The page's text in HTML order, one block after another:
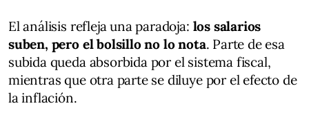
El análisis refleja una paradoja: los salarios
suben, pero el bolsillo no lo nota. Parte de esa
subida queda absorbida por el sistema fiscal,
mientras que otra parte se diluye por el efecto de
la inflación.